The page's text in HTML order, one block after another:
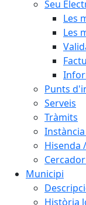
Seu
Les
Les
Punts
Serveis
Tràmits
Hisenda
Municipi
Història